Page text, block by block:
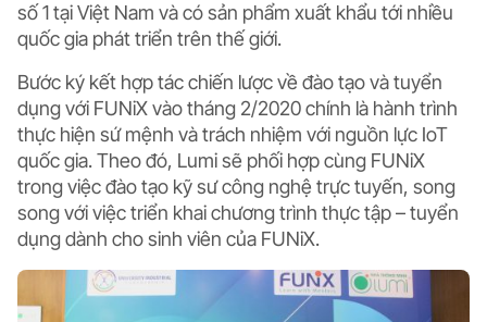
số 1 tại Việt Nam và có sản phẩm xuất khẩu tới nhiều
quốc gia phát triển trên thế giới.
Bước ký kết hợp tác chiến lược về đào tạo và tuyển
dụng với FUNiX vào tháng 2/2020 chính là hành trình
thực hiện sứ mệnh và trách nhiệm với nguồn lực IoT
quốc gia. Theo đó, Lumi sẽ phối hợp cùng FUNiX
trong việc đào tạo kỹ sư công nghệ trực tuyến, song
song với việc triển khai chương trình thực tập – tuyển
dụng dành cho sinh viên của FUNiX.